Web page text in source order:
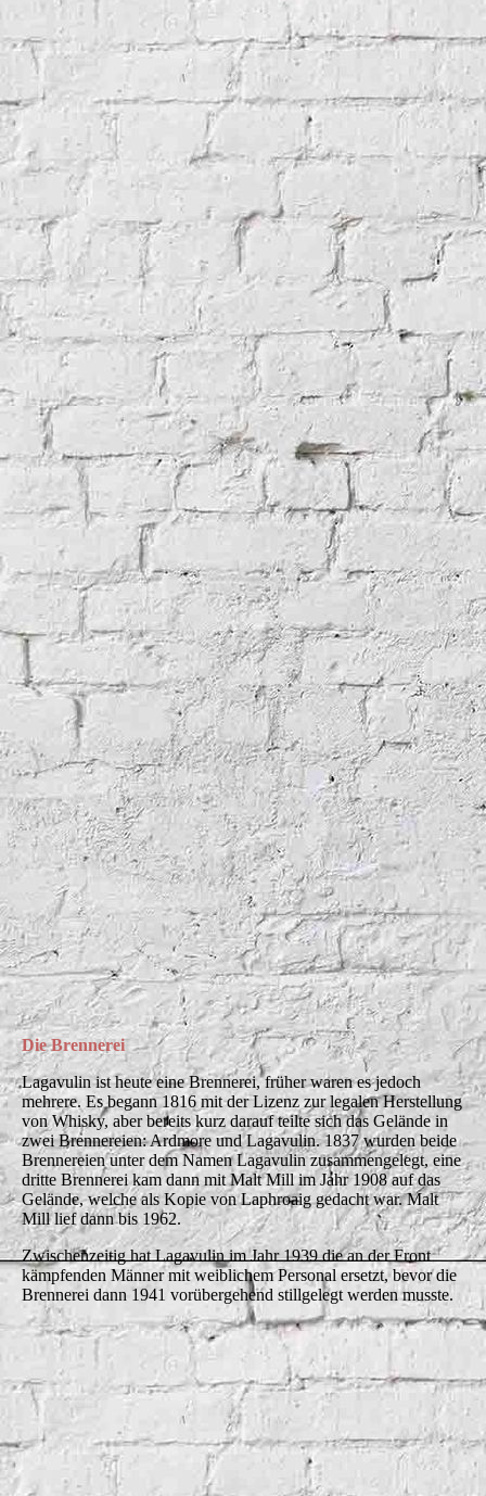
Lagavulin1935
Lagavulin1960
Die Brennerei
Lagavulin ist heute eine Brennerei, früher waren es jedoch
mehrere. Es begann 1816 mit der Lizenz zur legalen Herstellung
von Whisky, aber bereits kurz darauf teilte sich das Gelände in
zwei Brennereien: Ardmore und Lagavulin. 1837 wurden beide
Brennereien unter dem Namen Lagavulin zusammengelegt, eine
dritte Brennerei kam dann mit Malt Mill im Jahr 1908 auf das
Gelände, welche als Kopie von Laphroaig gedacht war. Malt
Mill lief dann bis 1962.
Zwischenzeitig hat Lagavulin im Jahr 1939 die an der Front
kämpfenden Männer mit weiblichem Personal ersetzt, bevor die
Brennerei dann 1941 vorübergehend stillgelegt werden musste.